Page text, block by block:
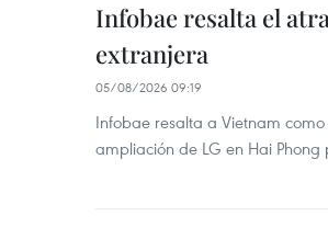
Infobae resalta el
extranjera
05/08/2026 09:19
Infobae resalta a Vietnam
ampliación de LG en Hai